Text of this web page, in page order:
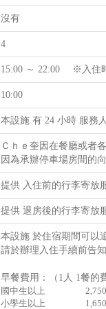
沒有
4
15:00 ～ 22:00 ※入住
10:00
本設施 有 24 小時 服務人
Ｃｈｅ奎因在餐廳或者
因為承辦停車場房間的
提供 入住前的行李寄放
提供 退房後的行李寄放
本設施 於住宿期間可以
請於辦理入住手續前告知
早餐費用：（1人 1餐的
國中生以上
小學生以上